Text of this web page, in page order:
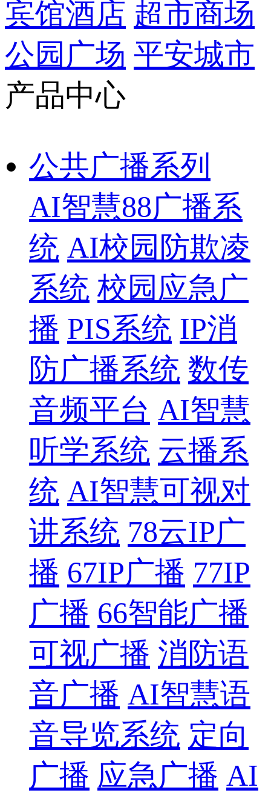
宾馆酒店 超市商场
公园广场 平安城市
产品中心
公共广播系列
AI智慧88广播系
统 AI校园防欺凌
系统 校园应急广
播 PIS系统 IP消
防广播系统 数传
音频平台 AI智慧
听学系统 云播系
统 AI智慧可视对
讲系统 78云IP广
播 67IP广播 77IP
广播 66智能广播
可视广播 消防语
音广播 AI智慧语
音导览系统 定向
广播 应急广播 AI